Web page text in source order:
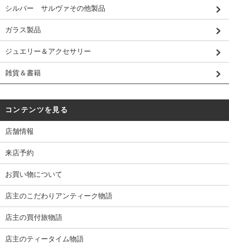
シルバー サルヴァその他製品
ガラス製品
ジュエリー＆アクセサリー
雑貨＆書籍
コンテンツを見る
店舗情報
来店予約
お買い物について
店主のこだわりアンティーク物語
店主の買付旅物語
店主のティータイム物語